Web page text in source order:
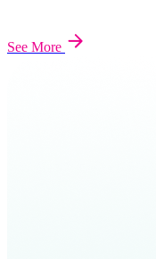
See More